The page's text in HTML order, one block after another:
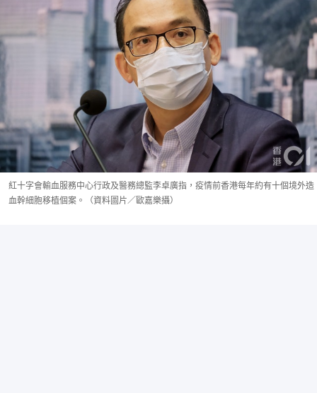
紅十字會輸血服務中心行政及醫務總監李卓廣指，疫情前香港每年約有十個境外造
血幹細胞移植個案。（資料圖片／歐嘉樂攝）